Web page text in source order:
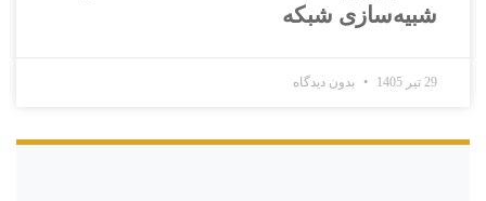
شبیه‌سازی شبکه
29 تیر 1405 بدون دیدگاه